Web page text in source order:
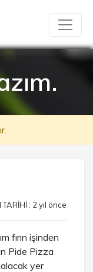
TARİHİ : 2 yıl önce
fırın işinden
Pide Pizza
yer